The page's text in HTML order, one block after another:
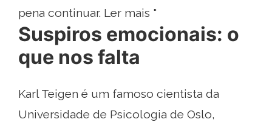
pena continuar. Ler mais "
Suspiros emocionais: o
que nos falta
Karl Teigen é um famoso cientista da
Universidade de Psicologia de Oslo,